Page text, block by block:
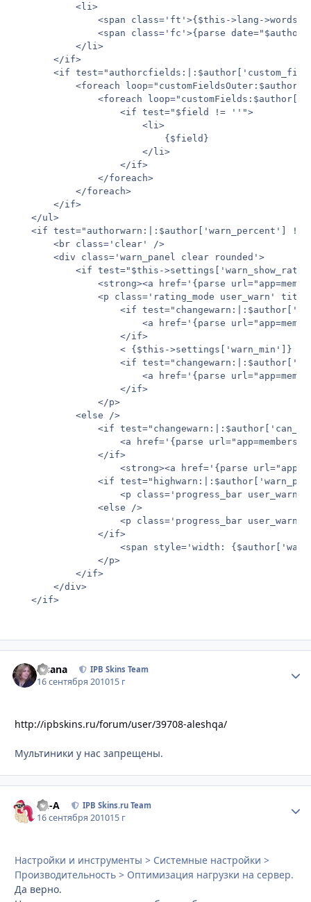
           <li>
<span class='ft'>{$this->lang-
<span class='fc'>{parse
           </li>
       </if>
<if
<foreach
<foreach
                   <if test="$field != ''">
                       <li>
                           {$field}
                       </li>
                   </if>
               </foreach>
           </foreach>
       </if>
   </ul>
<if test="authorwarn:|:$author['warn_percent']
       <br class='clear' />
       <div class='warn_panel clear rounded'>
<if test="$this-
<strong><a href='{parse
<p class='rating_mode user_warn'
<if
<a href='{parse
                   </if>
< {$this->settings['warn_min']}
<if
<a href='{parse
                   </if>
               </p>
           <else />
<if
<a href='{parse
               </if>
<strong><a href='{parse
<if
<p class='progress_bar user_warn
               <else />
<p class='progress_bar
               </if>
<span style='width:
               </p>
           </if>
       </div>
   </if>
Fisana IPB Skins Team
16 сентября 201015 г
http://ipbskins.ru/forum/user/39708-aleshqa/
Мультиники у нас запрещены.
Ph-A IPB Skins.ru Team
16 сентября 201015 г
Настройки и инструменты > Системные настройки >
Производительность > Оптимизация нагрузки на сервер.
Да верно.